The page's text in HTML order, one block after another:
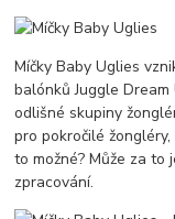
Míčky Baby Uglies
balónků Juggle
odlišné skupiny
pro pokročilé
to možné? Může za
zpracování.